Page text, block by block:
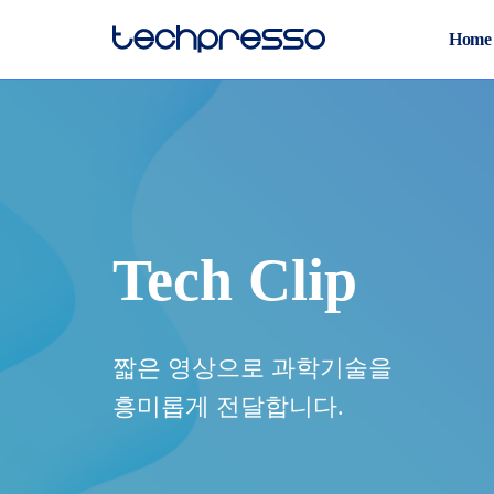
Home
Tech Clip
짧은 영상으로 과학기술을
흥미롭게 전달합니다.